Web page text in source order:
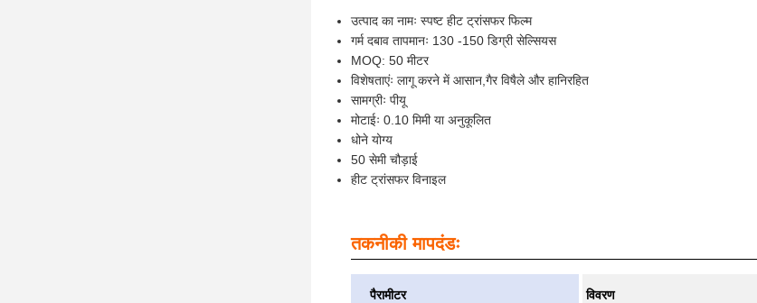
उत्पाद का नामः स्पष्ट हीट ट्रांसफर फिल्म
गर्म दबाव तापमानः 130 -150 डिग्री सेल्सियस
MOQ: 50 मीटर
विशेषताएंः लागू करने में आसान,गैर विषैले और हानिरहित
सामग्रीः पीयू
मोटाईः 0.10 मिमी या अनुकूलित
धोने योग्य
50 सेमी चौड़ाई
हीट ट्रांसफर विनाइल
तकनीकी मापदंडः
पैरामीटर विवरण